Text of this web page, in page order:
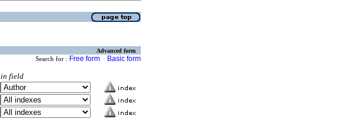
Advanced form
Search for : Free form Basic form
in field